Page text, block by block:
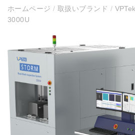
ホームページ/ 取扱いブランド /
3000U